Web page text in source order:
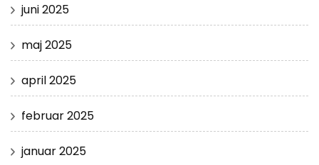
juni 2025
maj 2025
april 2025
februar 2025
januar 2025